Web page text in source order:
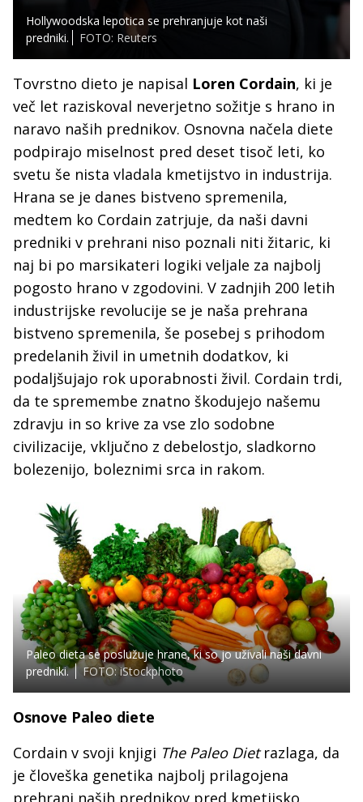
Hollywoodska lepotica se prehranjuje kot naši
predniki.
FOTO: Reuters
Tovrstno dieto je napisal Loren Cordain, ki je
več let raziskoval neverjetno sožitje s hrano in
naravo naših prednikov. Osnovna načela diete
podpirajo miselnost pred deset tisoč leti, ko
svetu še nista vladala kmetijstvo in industrija.
Hrana se je danes bistveno spremenila,
medtem ko Cordain zatrjuje, da naši davni
predniki v prehrani niso poznali niti žitaric, ki
naj bi po marsikateri logiki veljale za najbolj
pogosto hrano v zgodovini. V zadnjih 200 letih
industrijske revolucije se je naša prehrana
bistveno spremenila, še posebej s prihodom
predelanih živil in umetnih dodatkov, ki
podaljšujajo rok uporabnosti živil. Cordain trdi,
da te spremembe znatno škodujejo našemu
zdravju in so krive za vse zlo sodobne
civilizacije, vključno z debelostjo, sladkorno
bolezenijo, boleznimi srca in rakom.
Paleo dieta se poslužuje hrane, ki so jo uživali naši davni
predniki.
FOTO: iStockphoto
Osnove Paleo diete
Cordain v svoji knjigi The Paleo Dietrazlaga, da
je človeška genetika najbolj prilagojena